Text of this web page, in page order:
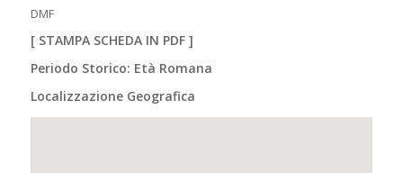
DMF
[ STAMPA SCHEDA IN PDF]
Periodo Storico: Età Romana
Localizzazione Geografica